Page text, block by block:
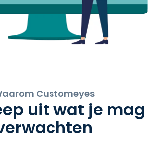
Customeyes
uit wat je mag